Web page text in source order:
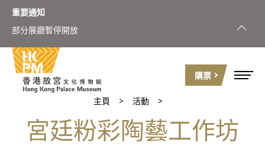
購票
重要通知
部分展廳暫停開放
8月8日
主頁 活動
宮廷粉彩陶藝工作坊